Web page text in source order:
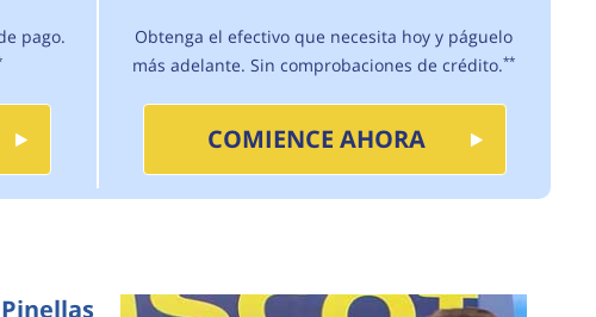
pago.
Obtenga el efectivo que necesita hoy y páguelo
más adelante. Sin comprobaciones de crédito.**
COMIENCE AHORA